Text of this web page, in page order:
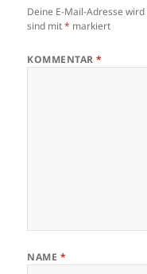
Deine E-Mail-Adresse
sind mit* markiert
KOMMENTAR*
NAME *